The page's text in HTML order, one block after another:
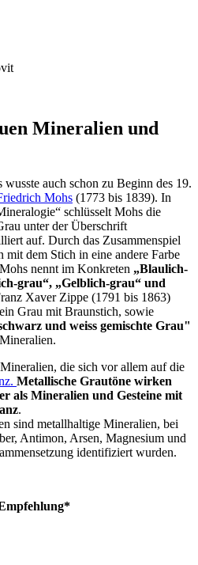
Mineralien und
auch schon zu Beginn des 19.
Mohs (1773 bis 1839). In
schlüsselt Mohs die
unter der Überschrift
auf. Durch das Zusammenspiel
mit dem Stich in eine andere Farbe
nennt im Konkreten „Blaulich-
grau“, „Gelblich-grau“ und
Xaver Zippe (1791 bis 1863)
Grau mit Braunstich, sowie
und weiss gemischte Grau"
die sich vor allem auf die
Metallische Grautöne wirken
als Mineralien und Gesteine mit
.
sind metallhaltige Mineralien, bei
Antimon, Arsen, Magnesium und
identifiziert wurden.